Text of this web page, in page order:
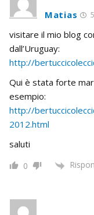
Matias
visitare il mio blog
dall’Uruguay:
http://
Qui è stata forte
esempio:
http://
2012.html
saluti
0